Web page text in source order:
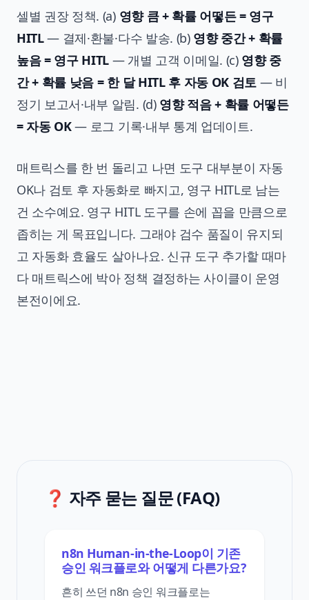
셀별 권장 정책. (a) 영향 큼 + 확률 어떻든 = 영구
HITL— 결제·환불·다수 발송. (b) 영향 중간 + 확률
높음 = 영구 HITL — 개별 고객 이메일. (c) 영향 중
간 + 확률 낮음 = 한 달 HITL 후 자동 OK 검토 — 비
정기 보고서·내부 알림. (d) 영향 적음 + 확률 어떻든
= 자동 OK— 로그 기록·내부 통계 업데이트.
매트릭스를 한 번 돌리고 나면 도구 대부분이 자동
OK나 검토 후 자동화로 빠지고, 영구 HITL로 남는
건 소수예요. 영구 HITL 도구를 손에 꼽을 만큼으로
좁히는 게 목표입니다. 그래야 검수 품질이 유지되
고 자동화 효율도 살아나요. 신규 도구 추가할 때마
다 매트릭스에 박아 정책 결정하는 사이클이 운영
본전이에요.
❓ 자주 묻는 질문 (FAQ)
n8n Human-in-the-Loop이 기존
승인 워크플로와 어떻게 다른가요?
흔히 쓰던 n8n 승인 워크플로는